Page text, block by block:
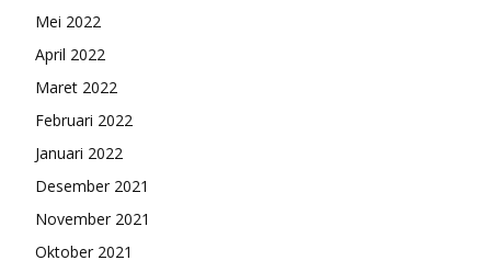
Mei 2022
April 2022
Maret 2022
Februari 2022
Januari 2022
Desember 2021
November 2021
Oktober 2021